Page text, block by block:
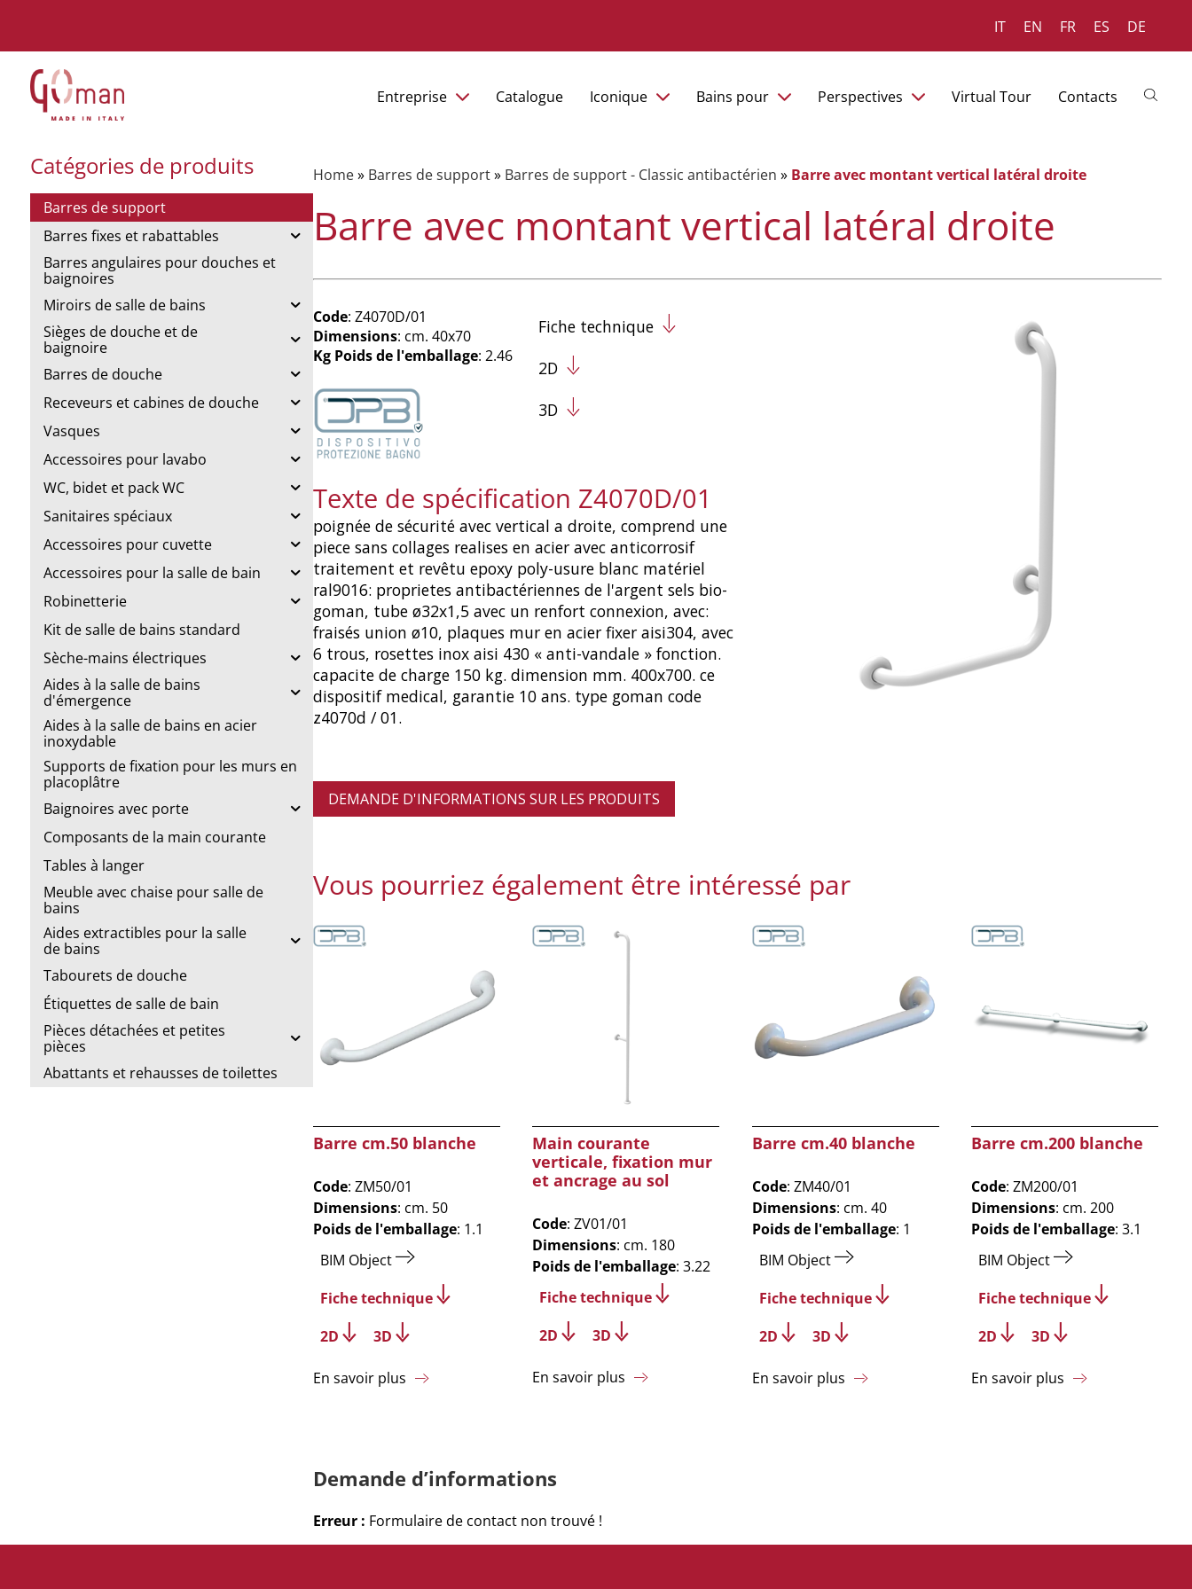
IT EN FR ES DE
Entreprise Catalogue Iconique Bains pour Perspectives Virtual Tour Contacts
Catégories de produits
Barres de support
Barres fixes et rabattables
Barres angulaires pour douches et
baignoires
Miroirs de salle de bains
Sièges de douche et de
baignoire
Barres de douche
Receveurs et cabines de douche
Vasques
Accessoires pour lavabo
WC, bidet et pack WC
Sanitaires spéciaux
Accessoires pour cuvette
Accessoires pour la salle de bain
Robinetterie
Kit de salle de bains standard
Sèche-mains électriques
Aides à la salle de bains
d'émergence
Aides à la salle de bains en acier
inoxydable
Supports de fixation pour les murs en
placoplâtre
Baignoires avec porte
Composants de la main courante
Tables à langer
Meuble avec chaise pour salle de
bains
Aides extractibles pour la salle
de bains
Tabourets de douche
Étiquettes de salle de bain
Pièces détachées et petites
pièces
Abattants et rehausses de toilettes
Home» Barres de support» Barres de support - Classic antibactérien » Barre avec montant vertical latéral droite
Barre avec montant vertical latéral droite
Code: Z4070D/01
Dimensions: cm. 40x70
Kg Poids de l'emballage: 2.46
Fiche technique
2D
3D
Texte de spécification Z4070D/01
poignée de sécurité avec vertical a droite, comprend une
piece sans collages realises en acier avec anticorrosif
traitement et revêtu epoxy poly-usure blanc matériel
ral9016: proprietes antibactériennes de l'argent sels bio-
goman, tube ø32x1,5 avec un renfort connexion, avec:
fraisés union ø10, plaques mur en acier fixer aisi304, avec
6 trous, rosettes inox aisi 430 « anti-vandale » fonction.
capacite de charge 150 kg. dimension mm. 400x700. ce
dispositif medical, garantie 10 ans. type goman code
z4070d / 01.
DEMANDE D'INFORMATIONS SUR LES PRODUITS
Vous pourriez également être intéressé par
Barre cm.50 blanche
Code: ZM50/01
Dimensions: cm. 50
Poids de l'emballage: 1.1
BIM Object
Fiche technique
2D
3D
En savoir plus
Main courante
verticale, fixation mur
et ancrage au sol
Code: ZV01/01
Dimensions: cm. 180
Poids de l'emballage: 3.22
Fiche technique
2D
3D
En savoir plus
Barre cm.40 blanche
Code: ZM40/01
Dimensions: cm. 40
Poids de l'emballage: 1
BIM Object
Fiche technique
2D
3D
En savoir plus
Barre cm.200 blanche
Code: ZM200/01
Dimensions: cm. 200
Poids de l'emballage: 3.1
BIM Object
Fiche technique
2D
3D
En savoir plus
Demande d’informations
Erreur : Formulaire de contact non trouvé !